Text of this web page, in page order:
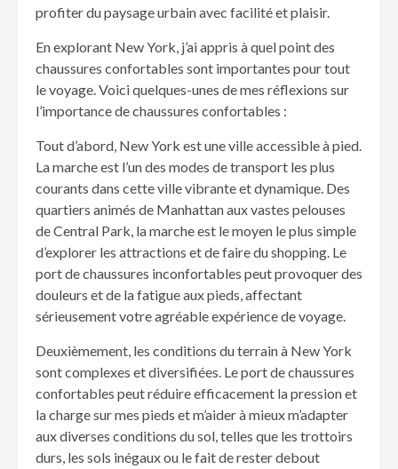
profiter du paysage urbain avec facilité et plaisir.
En explorant New York, j’ai appris à quel point des
chaussures confortables sont importantes pour tout
le voyage. Voici quelques-unes de mes réflexions sur
l’importance de chaussures confortables :
Tout d’abord, New York est une ville accessible à pied.
La marche est l’un des modes de transport les plus
courants dans cette ville vibrante et dynamique. Des
quartiers animés de Manhattan aux vastes pelouses
de Central Park, la marche est le moyen le plus simple
d’explorer les attractions et de faire du shopping. Le
port de chaussures inconfortables peut provoquer des
douleurs et de la fatigue aux pieds, affectant
sérieusement votre agréable expérience de voyage.
Deuxièmement, les conditions du terrain à New York
sont complexes et diversifiées. Le port de chaussures
confortables peut réduire efficacement la pression et
la charge sur mes pieds et m’aider à mieux m’adapter
aux diverses conditions du sol, telles que les trottoirs
durs, les sols inégaux ou le fait de rester debout